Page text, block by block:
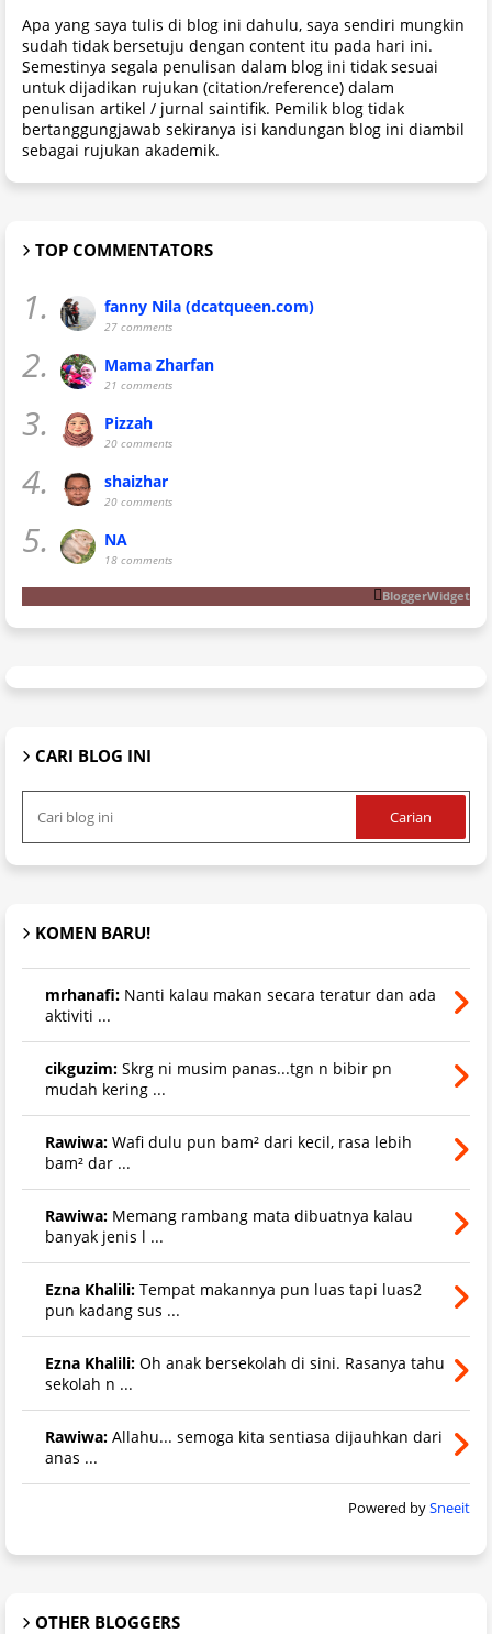
Apa yang saya tulis di blog ini dahulu, saya sendiri mungkin
sudah tidak bersetuju dengan content itu pada hari ini.
Semestinya segala penulisan dalam blog ini tidak sesuai
untuk dijadikan rujukan (citation/reference) dalam
penulisan artikel / jurnal saintifik. Pemilik blog tidak
bertanggungjawab sekiranya isi kandungan blog ini diambil
sebagai rujukan akademik.
TOP COMMENTATORS
1. fanny Nila (dcatqueen.com)
27 comments
2. Mama Zharfan
21 comments
3. Pizzah
20 comments
4. shaizhar
20 comments
5. NA
18 comments
BloggerWidget
CARI BLOG INI
KOMEN BARU!
mrhanafi: Nanti kalau makan secara teratur dan ada
aktiviti ...
cikguzim: Skrg ni musim panas...tgn n bibir pn
mudah kering ...
Rawiwa: Wafi dulu pun bam² dari kecil, rasa lebih
bam² dar ...
Rawiwa: Memang rambang mata dibuatnya kalau
banyak jenis l ...
Ezna Khalili: Tempat makannya pun luas tapi luas2
pun kadang sus ...
Ezna Khalili: Oh anak bersekolah di sini. Rasanya tahu
sekolah n ...
Rawiwa: Allahu... semoga kita sentiasa dijauhkan dari
anas ...
Powered bySneeit
OTHER BLOGGERS